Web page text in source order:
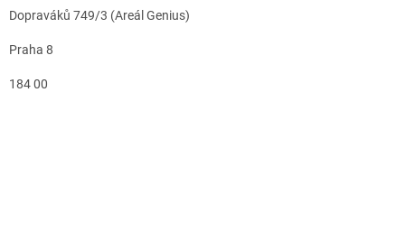
Dopraváků 749/3 (Areál Genius)
Praha 8
184 00